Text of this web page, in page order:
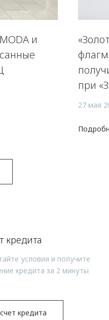
и
при
27 мая
кредита
условия и получите
кредита за 2 минуты
кредита